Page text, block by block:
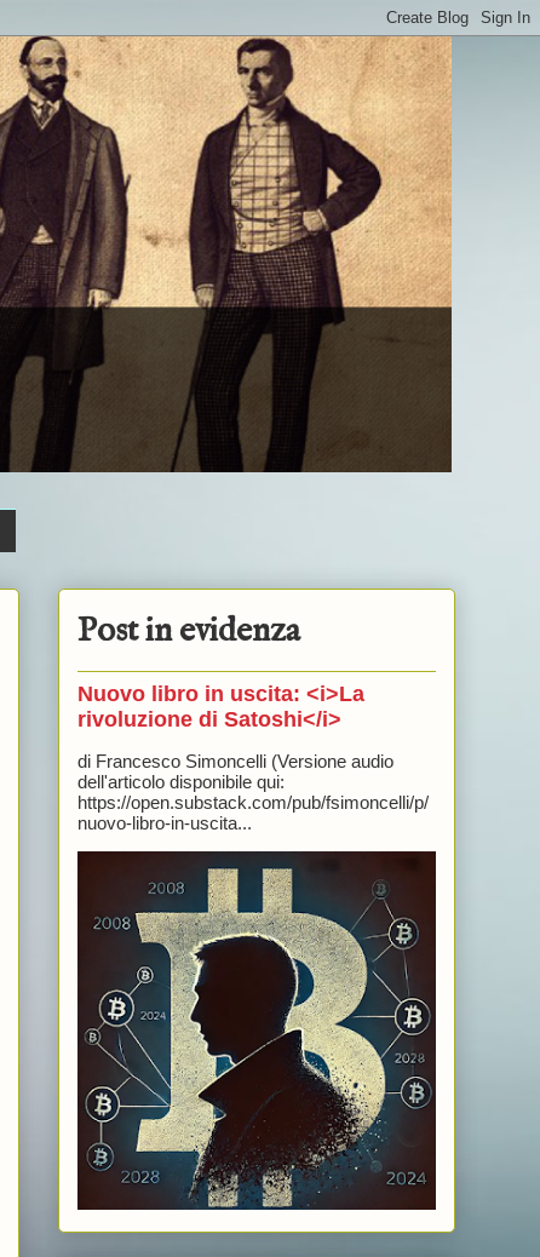
Post in evidenza
Nuovo libro in uscita: <i>La
rivoluzione di Satoshi</i>
di Francesco Simoncelli (Versione audio
dell'articolo disponibile qui:
https://open.substack.com/pub/fsimoncelli/p/
nuovo-libro-in-uscita...